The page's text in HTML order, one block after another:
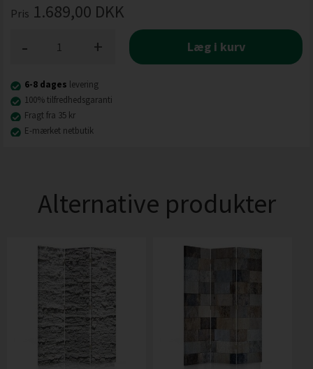
Pris 1.689,00 DKK
+
- Læg i kurv
6-8 dages levering
100% tilfredhedsgaranti
Fragt fra 35 kr
E-mærket netbutik
Alternative produkter